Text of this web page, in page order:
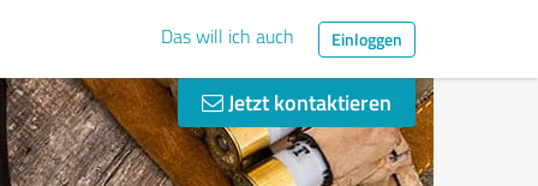
Das will ich auch Einloggen
Jetzt kontaktieren